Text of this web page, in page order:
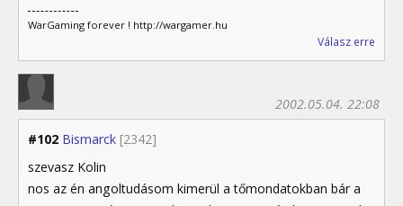
WarGaming forever ! http://wargamer.hu
Válasz erre
#102 Bismarck [2342]
2002.05.04. 22:08
szevasz Kolin
nos az én angoltudásom kimerül a tőmondatokban bár a